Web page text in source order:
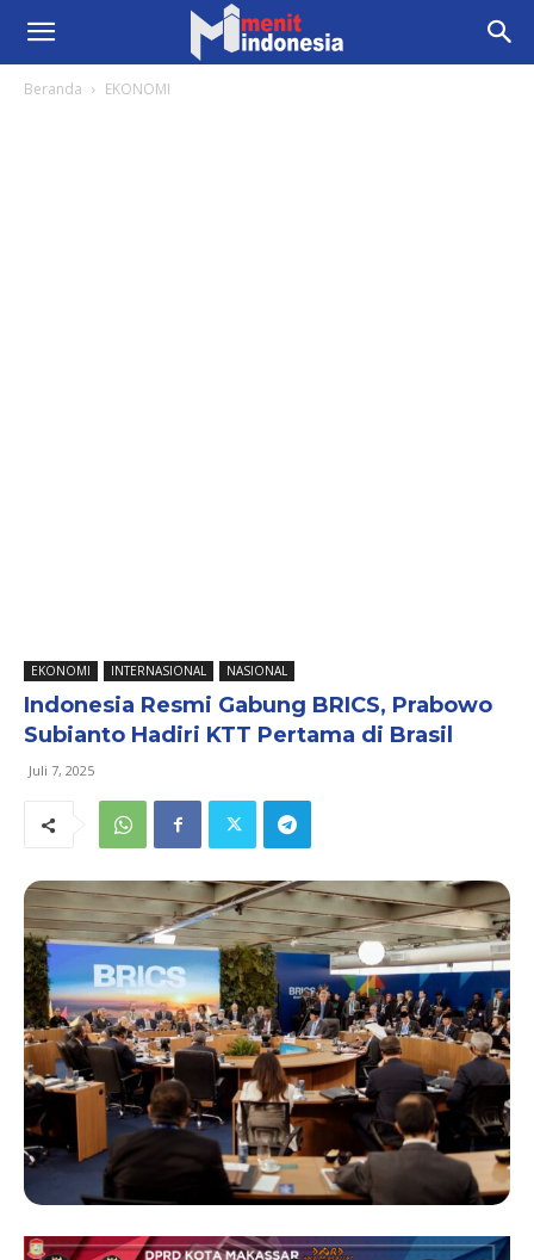
Beranda EKONOMI
EKONOMI INTERNASIONAL NASIONAL
Indonesia Resmi Gabung BRICS, Prabowo
Subianto Hadiri KTT Pertama di Brasil
Juli 7, 2025